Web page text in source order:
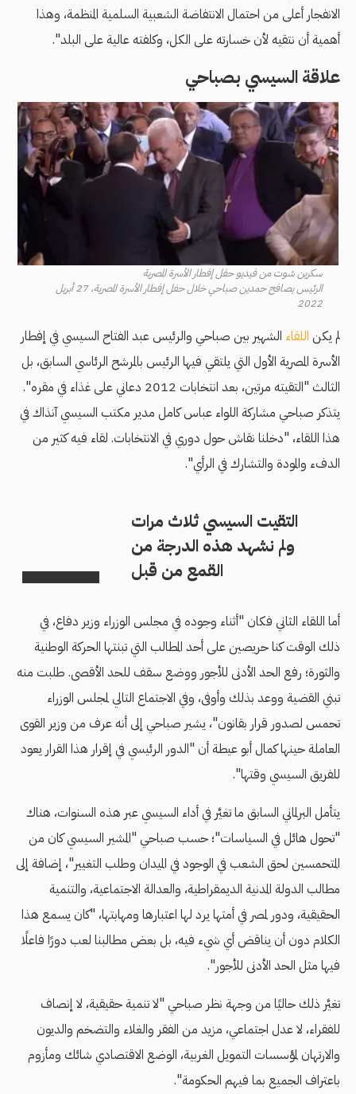
الانفجار أعلى من احتمال الانتفاضة الشعبية السلمية المنظمة، وهذا
أهمية أن نتقيه لأن خسارته على الكل، وكلفته عالية على البلد".
علاقة السيسي بصباحي
سكرين شوت من فيديو حفل إفطار الأسرة المصرية
الرئيس يصافح حمدين صباحي خلال حفل إفطار الأسرة المصرية، 27 أبريل
2022
لم يكن اللقاء الشهير بين صباحي والرئيس عبد الفتاح السيسي في إفطار
الأسرة المصرية الأول التي يلتقي فيها الرئيس بالمرشح الرئاسي السابق، بل
الثالث "التقيته مرتين، بعد انتخابات 2012 دعاني على غذاء في مقره".
يتذكر صباحي مشاركة اللواء عباس كامل مدير مكتب السيسي آنذاك في
هذا اللقاء، "دخلنا نقاش حول دوري في الانتخابات. لقاء فيه كثير من
الدفء والمودة والتشارك في الرأي".
التقيت السيسي ثلاث مرات
ولم نشهد هذه الدرجة من
القمع من قبل
أما اللقاء الثاني فكان "أثناء وجوده في مجلس الوزراء وزير دفاع، في
ذلك الوقت كنا حريصين على أحد المطالب التي تبنتها الحركة الوطنية
والثورة؛ رفع الحد الأدنى للأجور ووضع سقف للحد الأقصى. طلبت منه
تبني القضية ووعد بذلك وأوفى، وفي الاجتماع التالي لمجلس الوزراء
تحمس لصدور قرار بقانون"، يشير صباحي إلى أنه عرف من وزير القوى
العاملة حينها كمال أبو عيطة أن "الدور الرئيسي في إقرار هذا القرار يعود
للفريق السيسي وقتها".
يتأمل البرلماني السابق ما تغيَّر في أداء السيسي عبر هذه السنوات، هناك
"تحول هائل في السياسات"؛ حسب صباحي "المشير السيسي كان من
المتحمسين لحق الشعب في الوجود في الميدان وطلب التغيير"، إضافة إلى
مطالب الدولة المدنية الديمقراطية، والعدالة الاجتماعية، والتنمية
الحقيقية، ودور لمصر في أمتها يرد لها اعتبارها ومهابتها، "كان يسمع هذا
الكلام دون أن يناقض أي شيء فيه، بل بعض مطالبنا لعب دورًا فاعلًا
فيها مثل الحد الأدنى للأجور".
تغيَّر ذلك حاليًا من وجهة نظر صباحي "لا تنمية حقيقية، لا إنصاف
للفقراء، لا عدل اجتماعي، مزيد من الفقر والغلاء والتضخم والديون
والارتهان لمؤسسات التمويل الغربية، الوضع الاقتصادي شائك ومأزوم
باعتراف الجميع بما فيهم الحكومة".